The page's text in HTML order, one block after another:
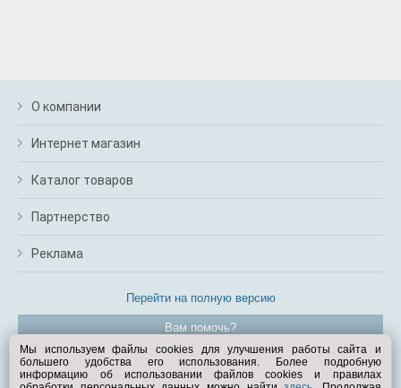
О компании
Интернет магазин
Каталог товаров
Партнерство
Реклама
Перейти на полную версию
Вам помочь?
© Exist.ru 1998—2026
Мы используем файлы cookies для улучшения работы сайта и
большего удобства его использования. Более подробную
информацию об использовании файлов cookies и правилах